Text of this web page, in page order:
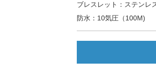
ブレスレット：ステンレ
防水：10気圧（100M)